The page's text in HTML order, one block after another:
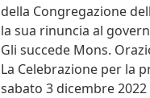
della Congregazione
la sua rinuncia al
Gli succede Mons.
La Celebrazione per la
sabato 3 dicembre